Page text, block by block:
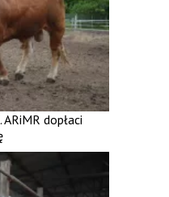
dopłaci